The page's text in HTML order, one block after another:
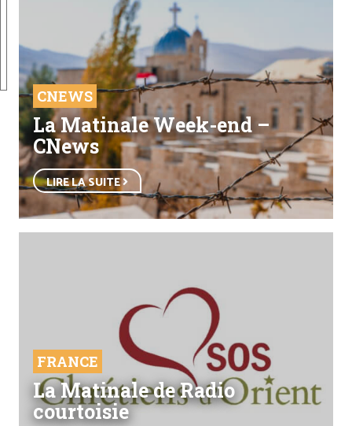
CNEWS
La Matinale Week-end –
CNews
LIRE LA SUITE
FRANCE
La Matinale de Radio
courtoisie